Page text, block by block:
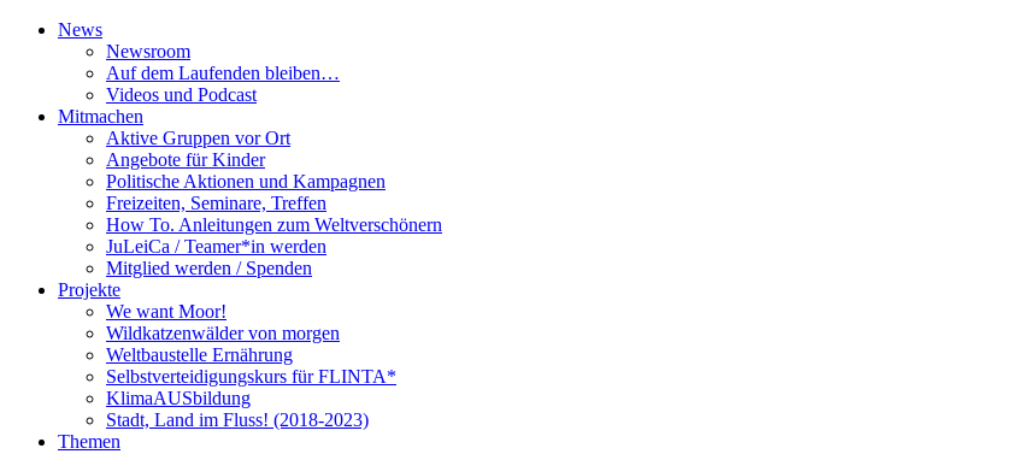
News
Newsroom
Auf dem Laufenden bleiben…
Videos und Podcast
Mitmachen
Aktive Gruppen vor Ort
Angebote für Kinder
Politische Aktionen und Kampagnen
Freizeiten, Seminare, Treffen
How To. Anleitungen zum Weltverschönern
JuLeiCa / Teamer*in werden
Mitglied werden / Spenden
Projekte
We want Moor!
Wildkatzenwälder von morgen
Weltbaustelle Ernährung
Selbstverteidigungskurs für FLINTA*
KlimaAUSbildung
Stadt, Land im Fluss! (2018-2023)
Themen